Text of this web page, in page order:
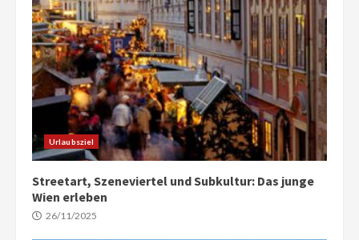
Urlaubsziel
Streetart, Szeneviertel und Subkultur: Das junge
Wien erleben
26/11/2025